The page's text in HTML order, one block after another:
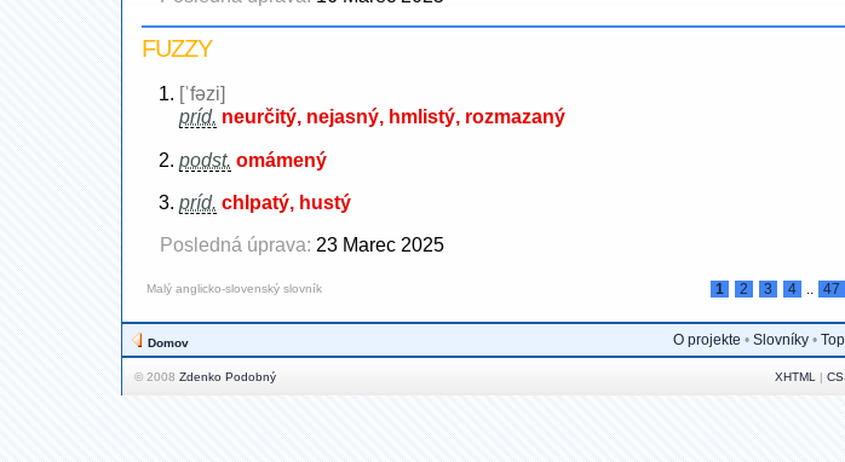
FUZZY
[ˈfəzi]
príd. neurčitý, nejasný, hmlistý, rozmazaný
podst. omámený
príd. chlpatý, hustý
Posledná úprava: 23 Marec 2025
Malý anglicko-slovenský slovník 1 2 3 4 .. 47
Domov O projekte •Slovníky •
© 2008 Zdenko Podobný XHTML |